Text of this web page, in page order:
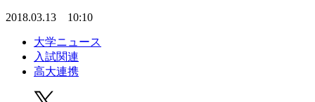
2018.03.13 10:10
大学ニュース
入試関連
高大連携